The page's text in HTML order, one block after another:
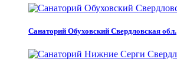
Санаторий Обуховский Свердловская обл.